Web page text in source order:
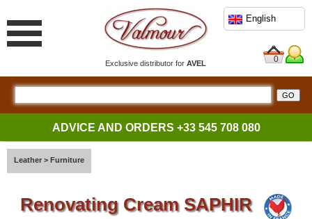
Exclusive distributor forAVEL
English
0
ADVICE AND ORDERS +33 545 708 080
Leather > Furniture
Renovating Cream SAPHIR